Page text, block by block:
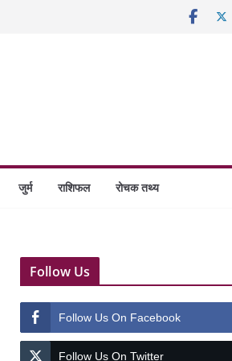
जुर्म राशिफल रोचक तथ्य
Follow Us
Follow Us On Facebook
Follow Us On Twitter